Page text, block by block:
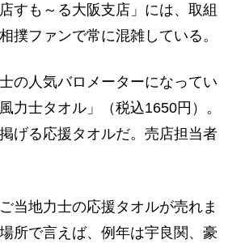
すも～る大阪支店」には、取組
撲ファンで常に混雑している。
の人気バロメーターになってい
力士タオル」（税込1650円）。
げる応援タオルだ。売店担当者
当地力士の応援タオルが売れま
所で言えば、例年は宇良関、豪